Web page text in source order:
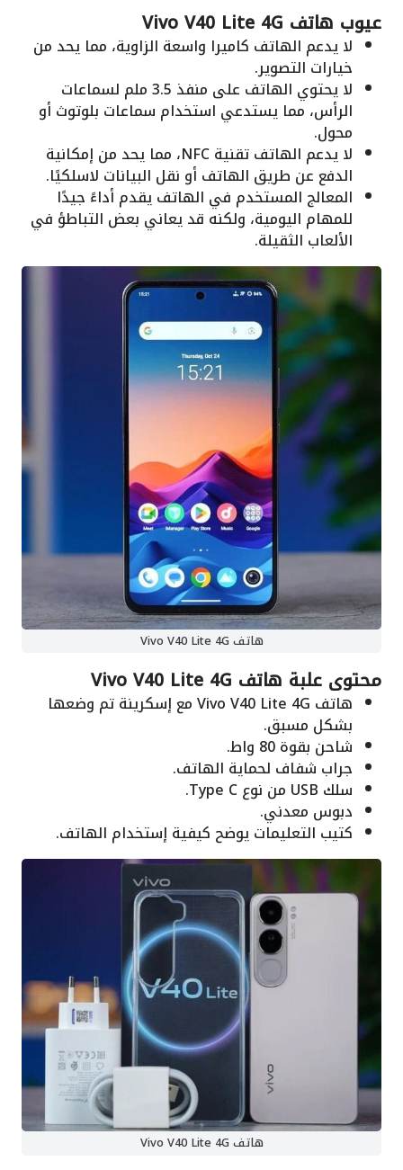
عيوب هاتف Vivo V40 Lite 4G
لا يدعم الهاتف كاميرا واسعة الزاوية، مما يحد من
خيارات التصوير.
لا يحتوي الهاتف على منفذ 3.5 ملم لسماعات
الرأس، مما يستدعي استخدام سماعات بلوتوث أو
محول.
لا يدعم الهاتف تقنية NFC، مما يحد من إمكانية
الدفع عن طريق الهاتف أو نقل البيانات لاسلكيًا.
المعالج المستخدم في الهاتف يقدم أداءً جيدًا
للمهام اليومية، ولكنه قد يعاني بعض التباطؤ في
الألعاب الثقيلة.
هاتف Vivo V40 Lite 4G
محتوى علبة هاتف Vivo V40 Lite 4G
هاتف Vivo V40 Lite 4G مع إسكرينة تم وضعها
بشكل مسبق.
شاحن بقوة 80 واط.
جراب شفاف لحماية الهاتف.
سلك USB من نوع Type C.
دبوس معدني.
كتيب التعليمات يوضح كيفية إستخدام الهاتف.
هاتف Vivo V40 Lite 4G